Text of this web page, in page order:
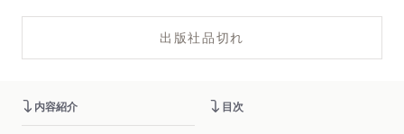
出版社品切れ
内容紹介 目次